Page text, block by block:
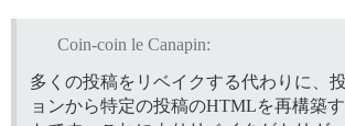
Coin-coin le Canapin:
多くの投稿をリベイクする代わりに、
ョンから特定の投稿のHTMLを再構築